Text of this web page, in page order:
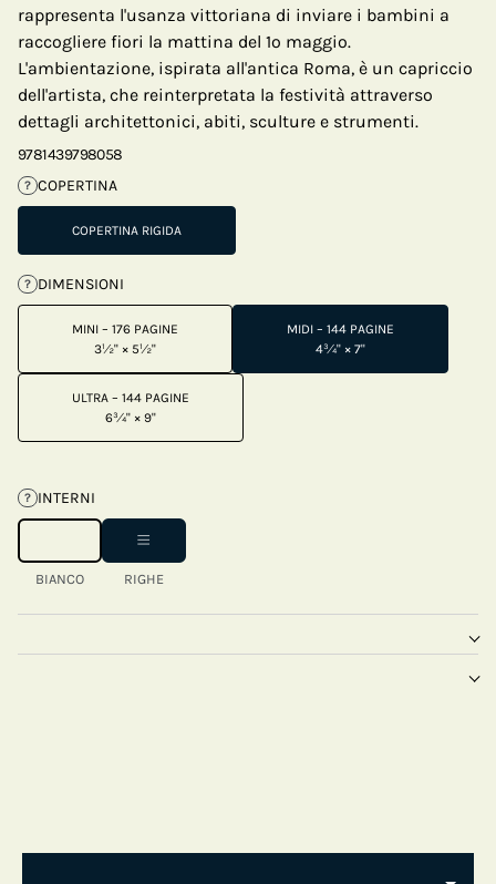
rappresenta l'usanza vittoriana di inviare i bambini a
raccogliere fiori la mattina del 1º maggio.
L'ambientazione, ispirata all'antica Roma, è un capriccio
dell'artista, che reinterpretata la festività attraverso
dettagli architettonici, abiti, sculture e strumenti.
9781439798058
? COPERTINA
COPERTINA RIGIDA
? DIMENSIONI
MINI – 176 PAGINE
3½" × 5½"
MIDI – 144 PAGINE
4¾" × 7"
ULTRA – 144 PAGINE
6¾" × 9"
? INTERNI
BIANCO RIGHE